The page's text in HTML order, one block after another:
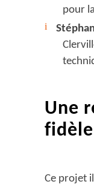
pour
Une
Ce projet